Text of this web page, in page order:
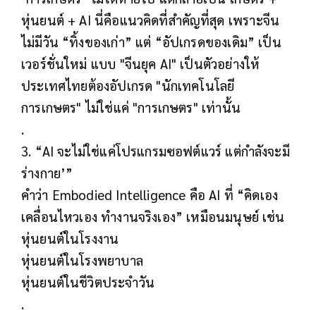
หุ่นยนต์ + AI นี่คือแนวคิดที่สำคัญที่สุด เพราะจีน
ไม่มีวัน “ทิ้งของเก่า” แต่ “อัปเกรดของเดิม” เป็น
เวอร์ชั่นใหม่ แบบ "จีนยุค AI" เป็นตัวอย่างให้
ประเทศไทยต้องอัปเกรด "นักเทคโนโลยี
การเกษตร" ไม่ใช่แค่ "การเกษตร" เท่านั้น
.
3. “AI จะไม่ใช่แค่โปรแกรมซอฟต์แวร์ แต่กำลังจะมี
ร่างกาย’”
คำว่า Embodied Intelligence คือ AI ที่ “คิดเอง
เคลื่อนไหวเอง ทำงานจริงเอง” เหมือนมนุษย์ เช่น
หุ่นยนต์ในโรงงาน
หุ่นยนต์ในโรงพยาบาล
หุ่นยนต์ในชีวิตประจำวัน
.